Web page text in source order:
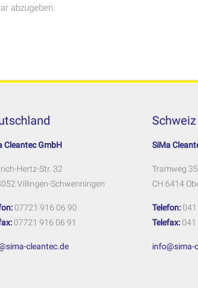
abzugeben.
Cleantec GmbH
Hertz-Str. 32
Villingen-Schwenningen
07721 916 06 90
07721 916 06 91
cleantec.de
Schweiz
SiMa
Tramweg 35
CH 6414
Telefon:
Telefax: 041
info@sima-